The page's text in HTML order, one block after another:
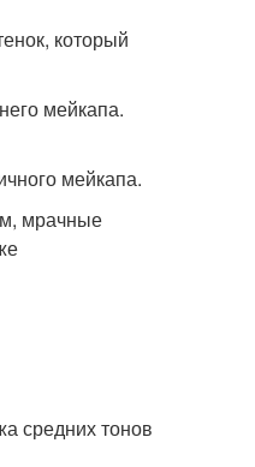
который
мейкапа.
мейкапа.
мрачные
средних тонов